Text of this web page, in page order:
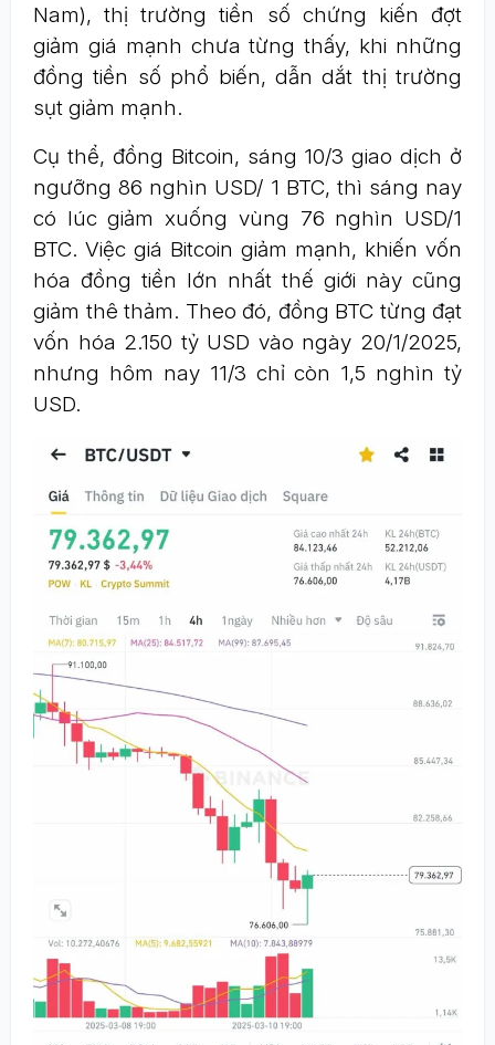
Nam), thị trường tiền số chứng kiến đợt
giảm giá mạnh chưa từng thấy, khi những
đồng tiền số phổ biến, dẫn dắt thị trường
sụt giảm mạnh.
Cụ thể, đồng Bitcoin, sáng 10/3 giao dịch ở
ngưỡng 86 nghìn USD/ 1 BTC, thì sáng nay
có lúc giảm xuống vùng 76 nghìn USD/1
BTC. Việc giá Bitcoin giảm mạnh, khiến vốn
hóa đồng tiền lớn nhất thế giới này cũng
giảm thê thảm. Theo đó, đồng BTC từng đạt
vốn hóa 2.150 tỷ USD vào ngày 20/1/2025,
nhưng hôm nay 11/3 chỉ còn 1,5 nghìn tỷ
USD.